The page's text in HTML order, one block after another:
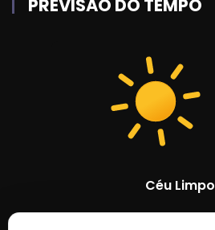
PREVISÃO DO TEMPO
Céu Limpo